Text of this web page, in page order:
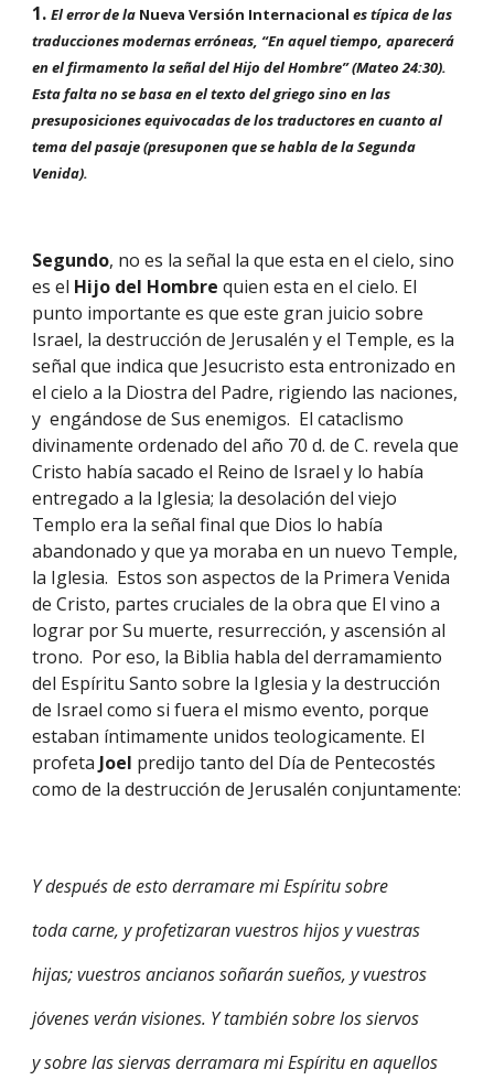
1. El error de la Nueva Versión Internacional es típica de las
traducciones modernas erróneas, “En aquel tiempo, aparecerá
en el firmamento la señal del Hijo del Hombre” (Mateo 24:30).
Esta falta no se basa en el texto del griego sino en las
presuposiciones equivocadas de los traductores en cuanto al
tema del pasaje (presuponen que se habla de la Segunda
Venida).
Segundo, no es la señal la que esta en el cielo, sino
es el Hijo del Hombre quien esta en el cielo. El
punto importante es que este gran juicio sobre
Israel, la destrucción de Jerusalén y el Temple, es la
señal que indica que Jesucristo esta entronizado en
el cielo a la Diostra del Padre, rigiendo las naciones,
y  engándose de Sus enemigos.  El cataclismo
divinamente ordenado del año 70 d. de C. revela que
Cristo había sacado el Reino de Israel y lo había
entregado a la Iglesia; la desolación del viejo
Templo era la señal final que Dios lo había
abandonado y que ya moraba en un nuevo Temple,
la Iglesia.  Estos son aspectos de la Primera Venida
de Cristo, partes cruciales de la obra que El vino a
lograr por Su muerte, resurrección, y ascensión al
trono.  Por eso, la Biblia habla del derramamiento
del Espíritu Santo sobre la Iglesia y la destrucción
de Israel como si fuera el mismo evento, porque
estaban íntimamente unidos teologicamente. El
profeta Joel predijo tanto del Día de Pentecostés
como de la destrucción de Jerusalén conjuntamente:
Y después de esto derramare mi Espíritu sobre
toda carne, y profetizaran vuestros hijos y vuestras
hijas; vuestros ancianos soñarán sueños, y vuestros
jóvenes verán visiones. Y también sobre los siervos
y sobre las siervas derramara mi Espíritu en aquellos